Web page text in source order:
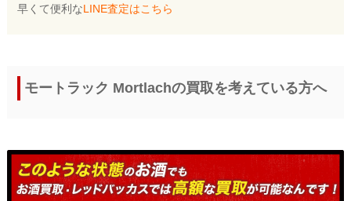
早くて便利なLINE査定はこちら
モートラック Mortlachの買取を考えている方へ